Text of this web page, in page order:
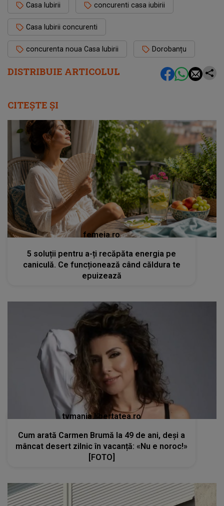
DISTRIBUIE ARTICOLUL
Casa Iubirii concurenti casa iubirii
Casa Iubirii concurenti
concurenta noua Casa Iubirii Dorobanțu
CITEȘTE ȘI
femeia.ro
5 soluții pentru a-ți recăpăta energia pe
caniculă. Ce funcționează când căldura te
epuizează
tvmania.libertatea.ro
Cum arată Carmen Brumă la 49 de ani, deși a
mâncat desert zilnic în vacanță: «Nu e noroc!»
[FOTO]